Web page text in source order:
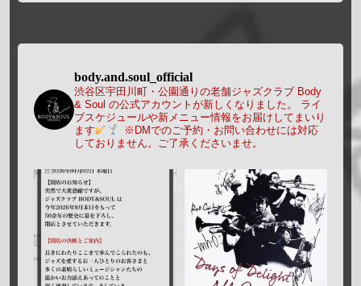
body.and.soul_official
渋谷区宇田川町・公園通りの老舗ジャズクラブ Body
& Soul の公式アカウントが新しくなりました。
ライ
ブスケジュールや新メニュー情報をお届けしてまいり
ます
※DMでのご予約・お問い合わせには対応
しておりません。ご了承くださいませ。